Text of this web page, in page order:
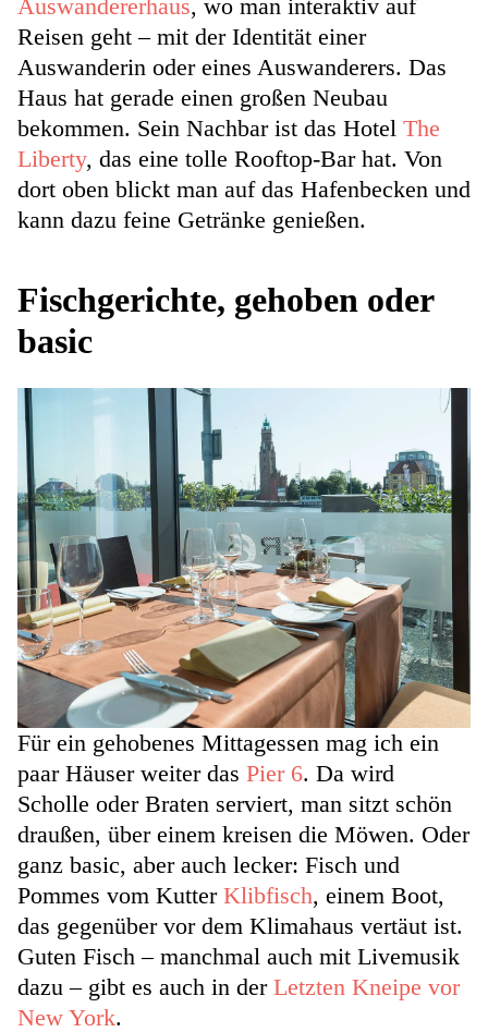
Auswandererhaus, wo man interaktiv auf
Reisen geht – mit der Identität einer
Auswanderin oder eines Auswanderers. Das
Haus hat gerade einen großen Neubau
bekommen. Sein Nachbar ist das Hotel The
Liberty, das eine tolle Rooftop-Bar hat. Von
dort oben blickt man auf das Hafenbecken und
kann dazu feine Getränke genießen.
Fischgerichte, gehoben oder
basic
Für ein gehobenes Mittagessen mag ich ein
paar Häuser weiter das Pier 6. Da wird
Scholle oder Braten serviert, man sitzt schön
draußen, über einem kreisen die Möwen. Oder
ganz basic, aber auch lecker: Fisch und
Pommes vom Kutter Klibfisch, einem Boot,
das gegenüber vor dem Klimahaus vertäut ist.
Guten Fisch – manchmal auch mit Livemusik
dazu – gibt es auch in der Letzten Kneipe vor
New York.